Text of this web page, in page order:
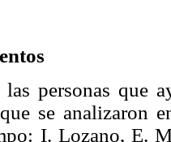
las personas que
se analizaron
I. Lozano, E.